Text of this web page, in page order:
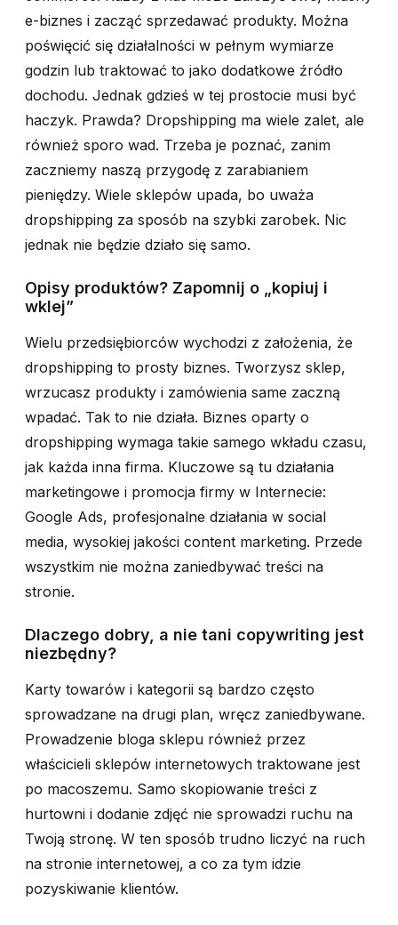
e-biznes i zacząć sprzedawać produkty. Można
poświęcić się działalności w pełnym wymiarze
godzin lub traktować to jako dodatkowe źródło
dochodu. Jednak gdzieś w tej prostocie musi być
haczyk. Prawda? Dropshipping ma wiele zalet, ale
również sporo wad. Trzeba je poznać, zanim
zaczniemy naszą przygodę z zarabianiem
pieniędzy. Wiele sklepów upada, bo uważa
dropshipping za sposób na szybki zarobek. Nic
jednak nie będzie działo się samo.
Opisy produktów? Zapomnij o „kopiuj i
wklej”
Wielu przedsiębiorców wychodzi z założenia, że
dropshipping to prosty biznes. Tworzysz sklep,
wrzucasz produkty i zamówienia same zaczną
wpadać. Tak to nie działa. Biznes oparty o
dropshipping wymaga takie samego wkładu czasu,
jak każda inna firma. Kluczowe są tu działania
marketingowe i promocja firmy w Internecie:
Google Ads, profesjonalne działania w social
media, wysokiej jakości content marketing. Przede
wszystkim nie można zaniedbywać treści na
stronie.
Dlaczego dobry, a nie tani copywriting jest
niezbędny?
Karty towarów i kategorii są bardzo często
sprowadzane na drugi plan, wręcz zaniedbywane.
Prowadzenie bloga sklepu również przez
właścicieli sklepów internetowych traktowane jest
po macoszemu. Samo skopiowanie treści z
hurtowni i dodanie zdjęć nie sprowadzi ruchu na
Twoją stronę. W ten sposób trudno liczyć na ruch
na stronie internetowej, a co za tym idzie
pozyskiwanie klientów.